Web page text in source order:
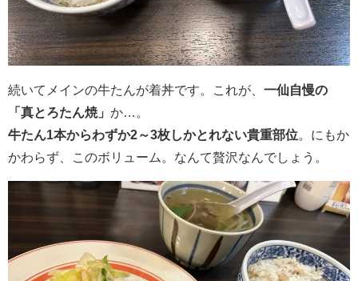
続いてメインの牛たんが着丼です。これが、 一仙自慢の
「真とろたん焼」 か…。
牛たん1本からわずか2～3枚しかとれない貴重部位 。にもか
かわらず、このボリューム。なんて贅沢なんでしょう。